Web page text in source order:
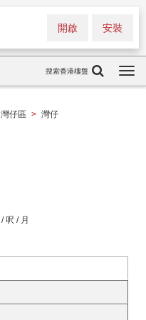
安裝
開啟
搜索香港樓盤
灣仔區 > 灣仔
/ 呎 / 月